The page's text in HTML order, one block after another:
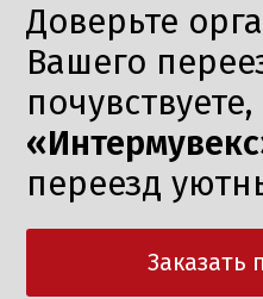
Доверьте
Вашего
почувствуете,
переезд
Заказать